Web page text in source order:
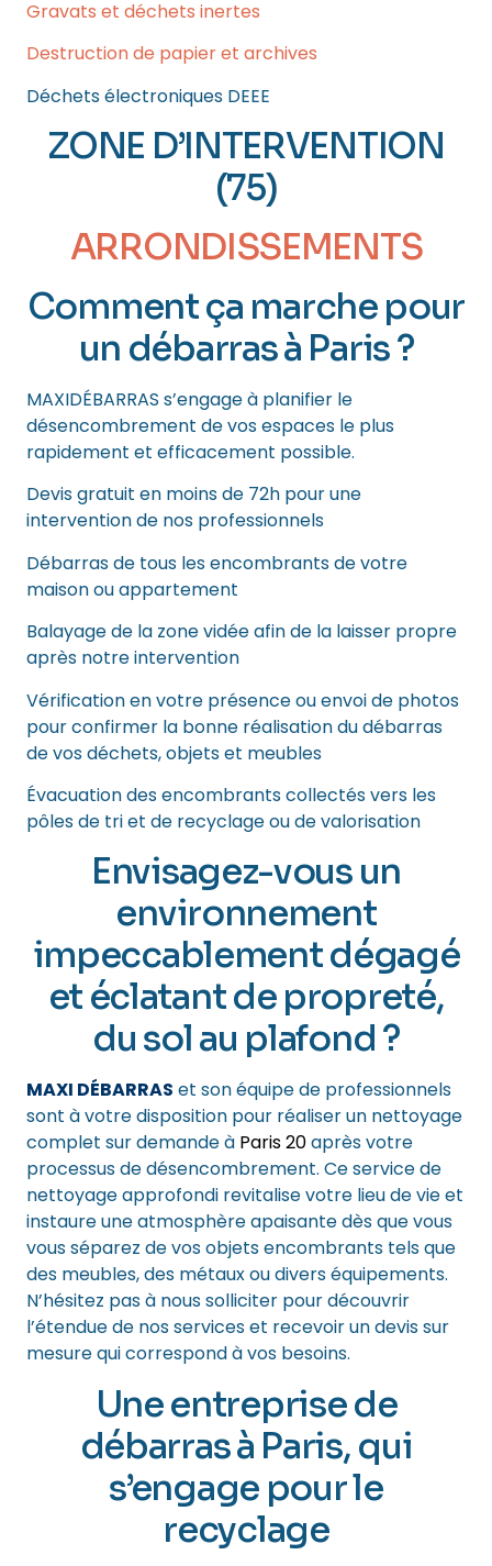
Gravats et déchets inertes
Destruction de papier et archives
Déchets électroniques DEEE
ZONE D’INTERVENTION
(75)
ARRONDISSEMENTS
Comment ça marche pour
un débarras à Paris ?
MAXIDÉBARRAS s’engage à planifier le
désencombrement de vos espaces le plus
rapidement et efficacement possible.
Devis gratuit en moins de 72h pour une
intervention de nos professionnels
Débarras de tous les encombrants de votre
maison ou appartement
Balayage de la zone vidée afin de la laisser propre
après notre intervention
Vérification en votre présence ou envoi de photos
pour confirmer la bonne réalisation du débarras
de vos déchets, objets et meubles
Évacuation des encombrants collectés vers les
pôles de tri et de recyclage ou de valorisation
Envisagez-vous un
environnement
impeccablement dégagé
et éclatant de propreté,
du sol au plafond ?
MAXI DÉBARRAS et son équipe de professionnels
sont à votre disposition pour réaliser un nettoyage
complet sur demande à Paris 20après votre
processus de désencombrement. Ce service de
nettoyage approfondi revitalise votre lieu de vie et
instaure une atmosphère apaisante dès que vous
vous séparez de vos objets encombrants tels que
des meubles, des métaux ou divers équipements.
N’hésitez pas à nous solliciter pour découvrir
l’étendue de nos services et recevoir un devis sur
mesure qui correspond à vos besoins.
Une entreprise de
débarras à Paris, qui
s’engage pour le
recyclage